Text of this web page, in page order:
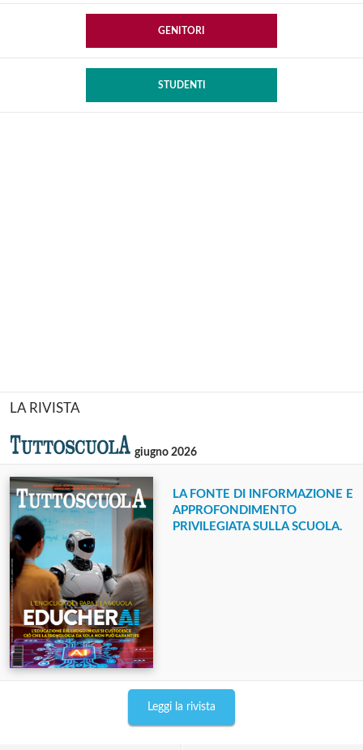
GENITORI
STUDENTI
LA RIVISTA
giugno 2026
LA FONTE DI INFORMAZIONE E
APPROFONDIMENTO
PRIVILEGIATA SULLA SCUOLA.
Leggi la rivista